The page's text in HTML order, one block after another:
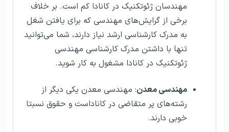
مهندسان ژئوتکنیک در کانادا کم است. بر خلاف
برخی از گرایش‌های مهندسی که برای یافتن شغل
به مدرک کارشناسی ارشد نیاز دارند، شما می‌توانید
تنها با داشتن مدرک کارشناسی مهندسی
ژئوتکنیک در کانادا مشغول به کار شوید.
مهندسی معدن: مهندسی معدن یکی دیگر از
رشته‌های پر متقاضی در کاناداست و حقوق نسبتا
خوبی دارند.